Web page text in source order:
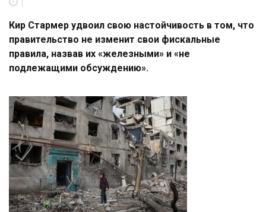
Кир Стармер удвоил свою настойчивость в том, что
правительство не изменит свои фискальные
правила, назвав их «железными» и «не
подлежащими обсуждению».